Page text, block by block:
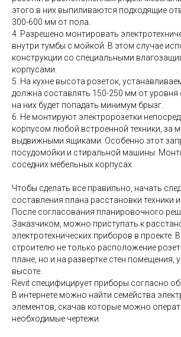
этого в них выпиливаются подходящие
300-600 мм от пола.
4. Разрешено монтировать
внутри тумбы с мойкой. В этом случае
конструкции со специальными
корпусами.
5. На кухне высота розеток,
должна составлять 150-250 мм от
на них будет попадать минимум брызг.
6. Не монтируют электророзетки
корпусом любой встроенной техники, за
выдвижными ящиками. Особенно этот
посудомойки и стиральной машины.
соседних мебельных корпусах.
Чтобы сделать все правильно, начать
составления плана расстановки техники и
После согласования планировочного
Заказчиком, можно приступать к
электротехнических приборов в проекте.
строителю не только расположение
плане, но и на развертке стен помещения,
высоте.
Revit специфицирует приборы согласно
В интернете можно найти семейства
элементов, скачав которые можно
необходимые чертежи.